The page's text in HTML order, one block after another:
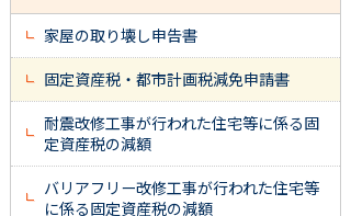
家屋の取り壊し申告書
固定資産税・都市計画税減免申請書
耐震改修工事が行われた住宅等に係る固
定資産税の減額
バリアフリー改修工事が行われた住宅等
に係る固定資産税の減額